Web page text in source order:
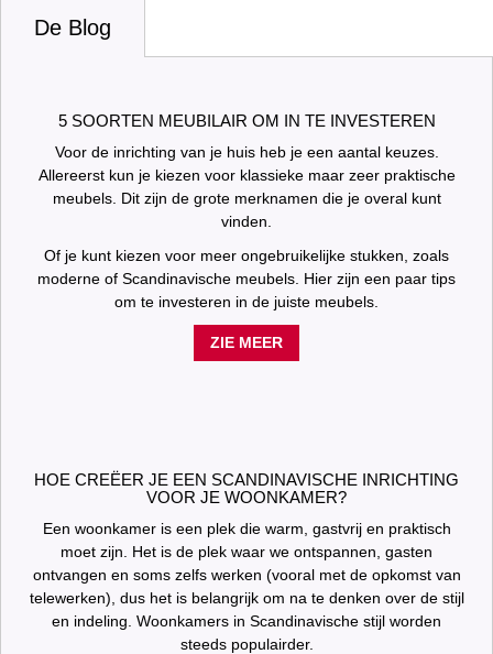
De Blog
5 SOORTEN MEUBILAIR OM IN TE INVESTEREN
Voor de inrichting van je huis heb je een aantal keuzes.
Allereerst kun je kiezen voor klassieke maar zeer praktische
meubels. Dit zijn de grote merknamen die je overal kunt
vinden.
Of je kunt kiezen voor meer ongebruikelijke stukken, zoals
moderne of Scandinavische meubels. Hier zijn een paar tips
om te investeren in de juiste meubels.
ZIE MEER
HOE CREËER JE EEN SCANDINAVISCHE INRICHTING
VOOR JE WOONKAMER?
Een woonkamer is een plek die warm, gastvrij en praktisch
moet zijn. Het is de plek waar we ontspannen, gasten
ontvangen en soms zelfs werken (vooral met de opkomst van
telewerken), dus het is belangrijk om na te denken over de stijl
en indeling. Woonkamers in Scandinavische stijl worden
steeds populairder.